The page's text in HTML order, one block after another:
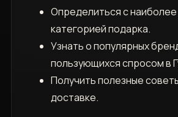
Определиться с
категорией подарка.
Узнать о популярных
пользующихся спросом в
Получить полезные
доставке.